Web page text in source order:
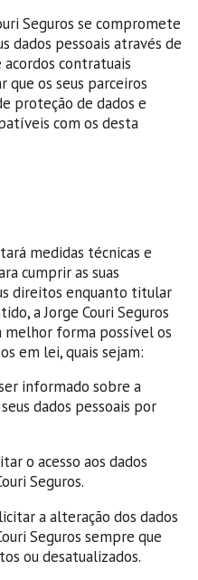
Seguros se compromete
dados pessoais através de
contratuais
que os seus parceiros
proteção de dados e
com os desta
medidas técnicas e
cumprir as suas
direitos enquanto titular
a Jorge Couri Seguros
forma possível os
em lei, quais sejam:
informado sobre a
dados pessoais por
o acesso aos dados
Seguros.
a alteração dos dados
Seguros sempre que
ou desatualizados.